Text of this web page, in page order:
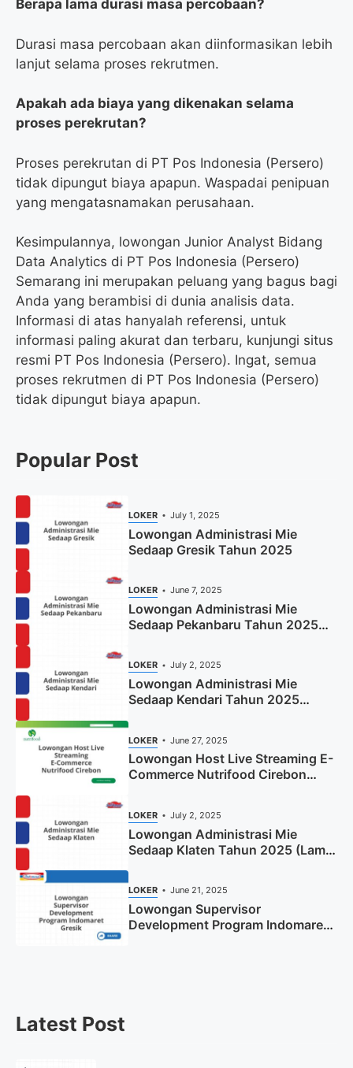
Berapa lama durasi masa percobaan?
Durasi masa percobaan akan diinformasikan lebih
lanjut selama proses rekrutmen.
Apakah ada biaya yang dikenakan selama
proses perekrutan?
Proses perekrutan di PT Pos Indonesia (Persero)
tidak dipungut biaya apapun. Waspadai penipuan
yang mengatasnamakan perusahaan.
Kesimpulannya, lowongan Junior Analyst Bidang
Data Analytics di PT Pos Indonesia (Persero)
Semarang ini merupakan peluang yang bagus bagi
Anda yang berambisi di dunia analisis data.
Informasi di atas hanyalah referensi, untuk
informasi paling akurat dan terbaru, kunjungi situs
resmi PT Pos Indonesia (Persero). Ingat, semua
proses rekrutmen di PT Pos Indonesia (Persero)
tidak dipungut biaya apapun.
Popular Post
LOKER July 1, 2025
Lowongan Administrasi Mie
Sedaap Gresik Tahun 2025
LOKER June 7, 2025
Lowongan Administrasi Mie
Sedaap Pekanbaru Tahun 2025
LOKER July 2, 2025
Lowongan Administrasi Mie
Sedaap Kendari Tahun 2025
LOKER June 27, 2025
Lowongan Host Live Streaming E-
Commerce Nutrifood Cirebon
LOKER July 2, 2025
Lowongan Administrasi Mie
Sedaap Klaten Tahun 2025 (Lamar
LOKER June 21, 2025
Lowongan Supervisor
Development Program Indomaret
Latest Post